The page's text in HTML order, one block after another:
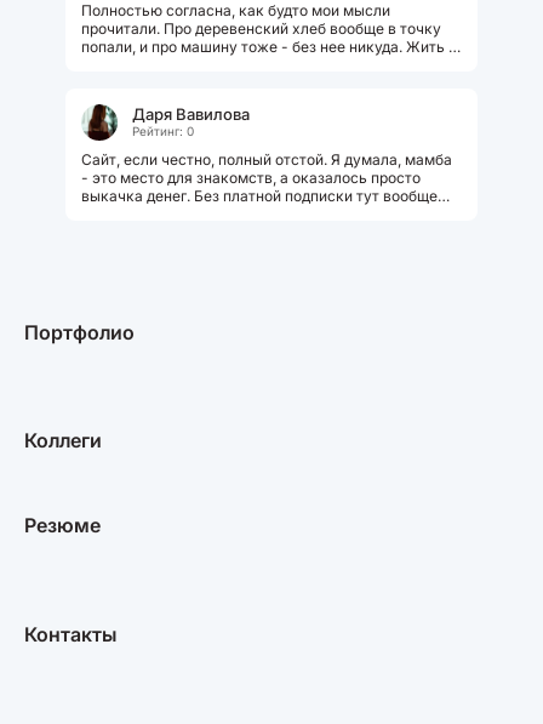
Полностью согласна, как будто мои мысли
прочитали. Про деревенский хлеб вообще в точку
попали, и про машину тоже - без нее никуда. Жить в
Даря Вавилова
Рейтинг: 0
Сайт, если честно, полный отстой. Я думала, мамба
- это место для знакомств, а оказалось просто
выкачка денег. Без платной подписки тут вообще
Портфолио
Коллеги
Резюме
Контакты